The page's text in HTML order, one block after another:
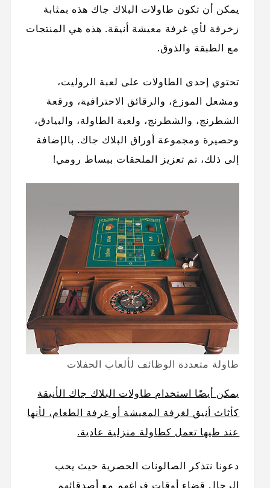
يمكن أن تكون طاولات البلاك جاك هذه بمثابة
زخرفة لأي غرفة معيشة أنيقة. هذه هي المنتجات
مع الطبقة والذوق.
تحتوي إحدى الطاولات على لعبة الروليت،
ومشعل الموزع، والرقائق الاحترافية، ورقعة
الشطرنج، والشطرنج، ولعبة الطاولة، والبيادق،
وحصيرة ومجموعة أوراق البلاك جاك. بالإضافة
إلى ذلك، تم تعزيز الملحقات ببساط رومي!
طاولة متعددة الوظائف لألعاب الحفلات
يمكن أيضًا استخدام طاولات البلاك جاك الأنيقة
كأثاث أنيق لغرفة المعيشة أو غرفة الطعام، لأنها
عند طيها تعمل كطاولة منزلية عادية.
دعونا نتذكر الصالونات الحصرية حيث يحب
الرجال قضاء أوقات فراغهم مع أصدقائهم